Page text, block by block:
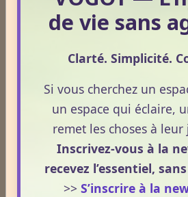
effets hypoglycémiants (baisse
artérielle) et réduirait la fertilité.
études ont apporté la preuve de
glycosides du stévia, une fois
leur usage en qualité
approuvé par la FDA
2009. Le comité mixte d'experts
FAO/OMS sur les additifs
de vie sans
Clarté. Simplicité.
Si vous cherchez un
un espace qui éclaire,
remet les choses à
Inscrivez-vous à la
recevez l’essentiel,
>> S’inscrire à la